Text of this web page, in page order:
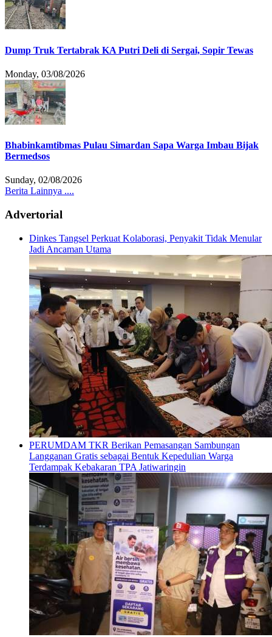
Dump Truk Tertabrak KA Putri Deli di Sergai, Sopir Tewas
Monday, 03/08/2026
Bhabinkamtibmas Pulau Simardan Sapa Warga Imbau Bijak
Bermedsos
Sunday, 02/08/2026
Berita Lainnya ....
Advertorial
Dinkes Tangsel Perkuat Kolaborasi, Penyakit Tidak Menular
Jadi Ancaman Utama
PERUMDAM TKR Berikan Pemasangan Sambungan
Langganan Gratis sebagai Bentuk Kepedulian Warga
Terdampak Kebakaran TPA Jatiwaringin